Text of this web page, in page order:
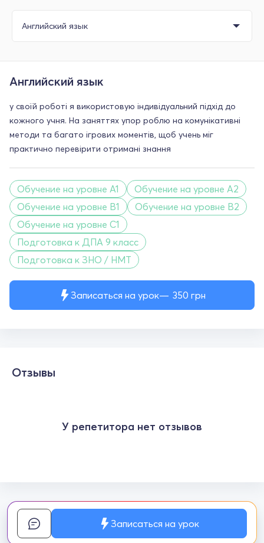
Записаться на урок 350 грн
Английский язык
у своїй роботі я використовую індивідуальний підхід до
кожного учня. На заняттях упор роблю на комунікативні
методи та багато ігрових моментів, щоб учень міг
практично перевірити отримані знання
Обучение на уровне A1
Обучение на уровне A2
Обучение на уровне B1
Обучение на уровне B2
Обучение на уровне C1
Подготовка к ДПА 9 класс
Подготовка к ЗНО / НМТ
Отзывы
У репетитора нет отзывов
Записаться на урок